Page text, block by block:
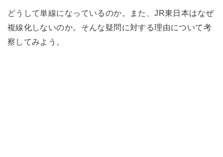
どうして単線になっているのか。また、JR東日本はなぜ
複線化しないのか。そんな疑問に対する理由について考
察してみよう。